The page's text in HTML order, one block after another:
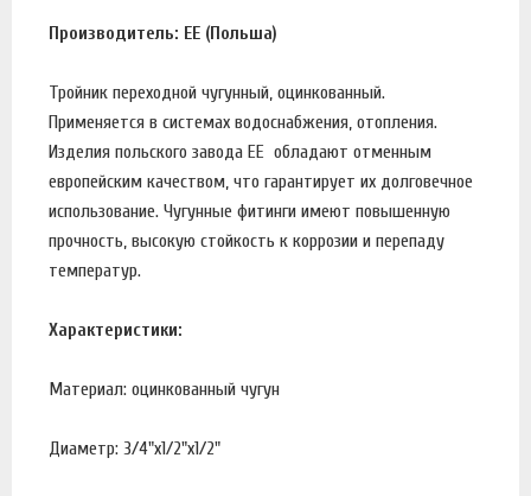
Производитель: EE (Польша)
Тройник переходной чугунный, оцинкованный.
Применяется в системах водоснабжения, отопления.
Изделия польского завода EE обладают отменным
европейским качеством, что гарантирует их долговечное
использование. Чугунные фитинги имеют повышенную
прочность, высокую стойкость к коррозии и перепаду
температур.
Характеристики:
Материал: оцинкованный чугун
Диаметр: 3/4"х1/2"х1/2"